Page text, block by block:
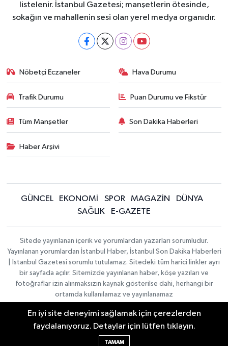
listelenir. İstanbul Gazetesi; manşetlerin ötesinde,
sokağın ve mahallenin sesi olan yerel medya organıdır.
Nöbetçi Eczaneler Hava Durumu
Trafik Durumu Puan Durumu ve Fikstür
Tüm Manşetler Son Dakika Haberleri
Haber Arşivi
GÜNCEL EKONOMİ SPOR MAGAZİN
DÜNYA
SAĞLIK
E-GAZETE
Sitede yayınlanan içerik ve yorumlardan yazarları sorumludur.
Yayınlanan yorumlardan İstanbul Haber, İstanbul Son Dakika Haberleri
| İstanbul Gazetesi sorumlu tutulamaz. Sitedeki tüm harici linkler ayrı
bir sayfada açılır. Sitemizde yayınlanan haber, köşe yazıları ve
fotoğraflar izin alınmaksızın kaynak gösterilse dahi, herhangi bir
ortamda kullanılamaz ve yayınlanamaz
İletişim
Künye
Haber Yazılımı:TE Bilişim|
Copyright © 2026
En iyi site deneyimi sağlamak için çerezlerden
faydalanıyoruz. Detaylar için lütfen tıklayın.
TAMAM